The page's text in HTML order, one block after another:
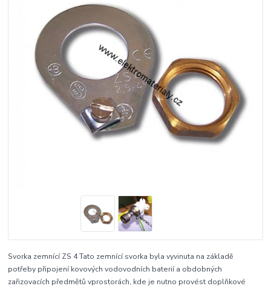
Svorka zemnící ZS 4 Tato zemnící svorka byla vyvinuta na základě
potřeby připojení kovových vodovodních baterií a obdobných
zařizovacích předmětů vprostorách, kde je nutno provést doplňkové